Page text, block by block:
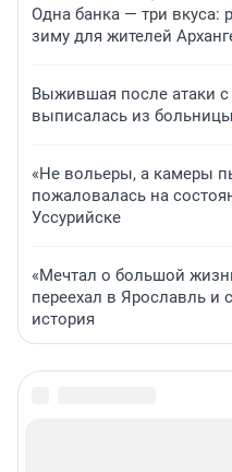
Одна банка — три вкуса:
зиму для жителей
Выжившая после атаки с
выписалась из больницы
«Не вольеры, а камеры
пожаловалась на
Уссурийске
«Мечтал о большой
переехал в Ярославль и
история